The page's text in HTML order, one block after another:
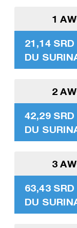
1
21,14
DU
2
42,29
DU
3
63,43
DU